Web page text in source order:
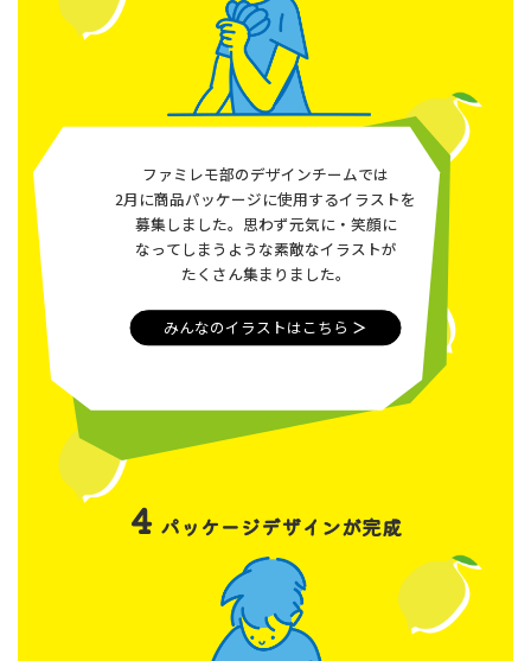
ファミレモ部のデザインチームでは
2月に商品パッケージに使用するイラストを
募集しました。思わず元気に・笑顔に
なってしまうような素敵なイラストが
たくさん集まりました。
みんなのイラストはこちら ＞
4 パッケージデザインが完成